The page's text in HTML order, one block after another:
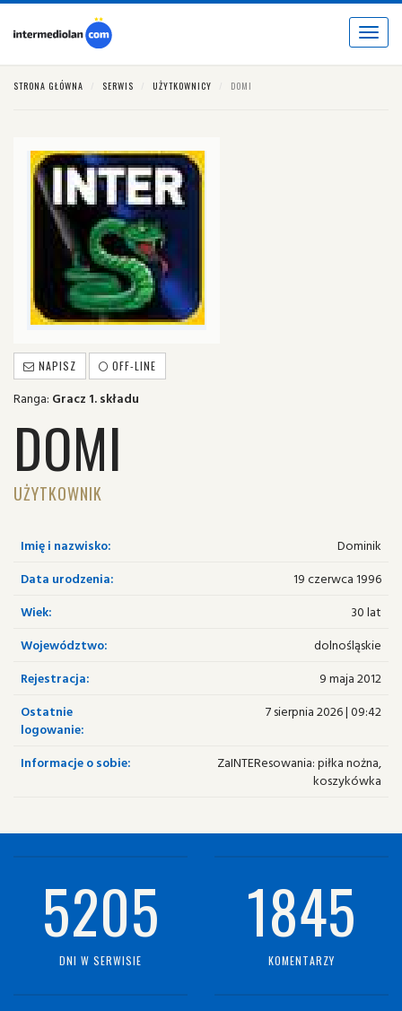
Toggle
STRONA GŁÓWNA SERWIS UŻYTKOWNICY DOMI
NAPISZ OFF-LINE
Ranga: Gracz 1. składu
DOMI
UŻYTKOWNIK
Imię i nazwisko:
Dominik
Data urodzenia:
19 czerwca 1996
Wiek:
30 lat
Województwo:
dolnośląskie
Rejestracja:
9 maja 2012
Ostatnie
logowanie:
7 sierpnia 2026 | 09:42
Informacje o sobie:
ZaINTEResowania: piłka nożna,
koszykówka
5205
DNI W SERWISIE
1845
KOMENTARZY